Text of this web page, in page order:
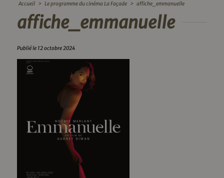
Accueil > Le programme du cinéma La Façade > affiche_emmanuelle
affiche_emmanuelle
Publié le 12 octobre 2024